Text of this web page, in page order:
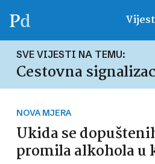
SVE VIJESTI NA TEMU:
Cestovna
NOVA MJERA
Ukida se
promila alkohola u